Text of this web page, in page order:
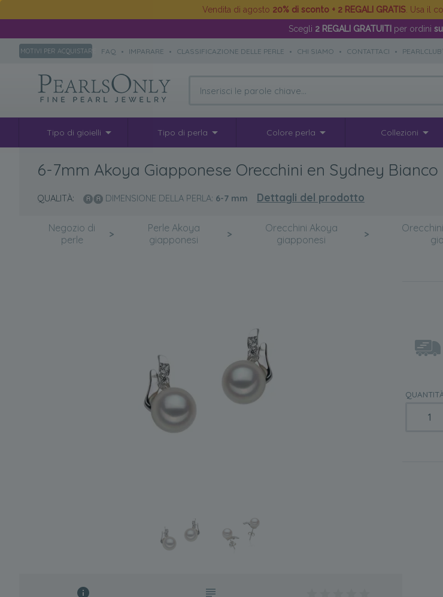
Vendita di agosto 20% di sconto + 2 REGALI GRATIS . Usa il
Scegli 2 REGALI GRATUITI per ordini
MOTIVI PER ACQUISTARE FAQ • IMPARARE • CLASSIFICAZIONE DELLE PERLE • CHI SIAMO • CONTATTACI •
Tipo di gioielli Tipo di perla Colore perla Collezioni
6-7mm Akoya Giapponese Orecchini en Sydney Bianco
QUALITÀ: DIMENSIONE DELLA PERLA: 6-7 mm Dettagli del prodotto
Negozio di
perle
>
Perle Akoya
giapponesi
>
Orecchini Akoya
giapponesi
>